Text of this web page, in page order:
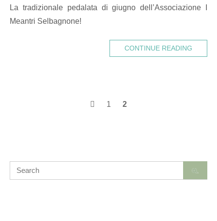
La tradizionale pedalata di giugno dell’Associazione I
Meantri Selbagnone!
CONTINUE READING
1 2